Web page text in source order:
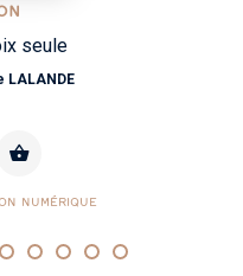
seule
LALANDE
NUMÉRIQUE